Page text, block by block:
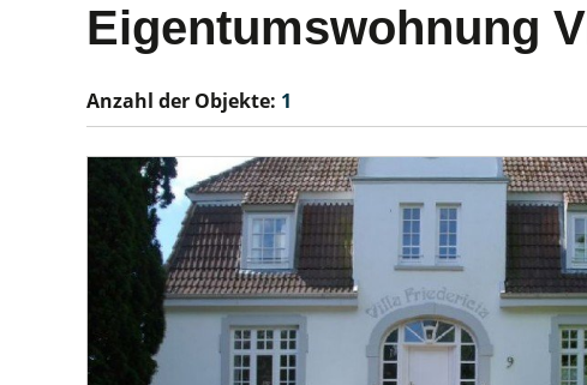
Eigentumswohnung
Anzahl der Objekte: 1